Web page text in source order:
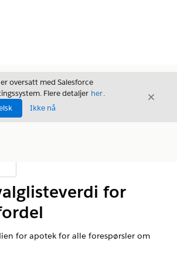
oversatt med Salesforce
Flere detaljer her.
Ikke nå
Avslutt
for
for apotek for alle forespørsler om